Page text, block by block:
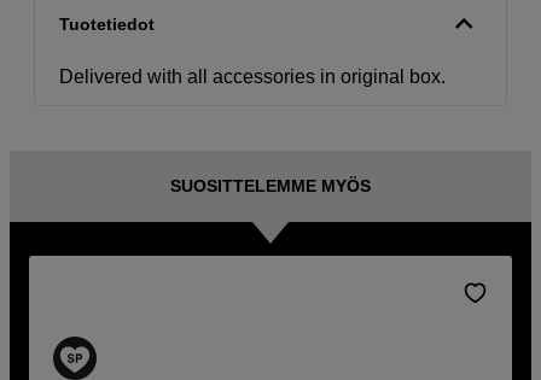
Tuotetiedot
Delivered with all accessories in original box.
SUOSITTELEMME MYÖS